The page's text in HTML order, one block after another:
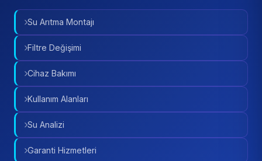
Su Arıtma Montajı
Filtre Değişimi
Cihaz Bakımı
Kullanım Alanları
Su Analizi
Garanti Hizmetleri